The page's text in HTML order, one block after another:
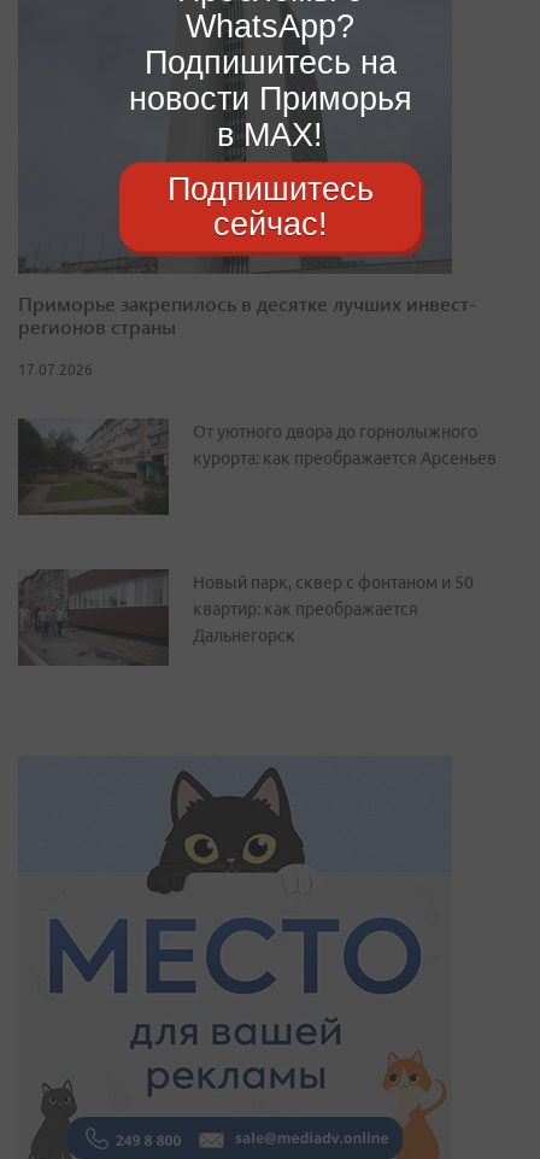
Приморье закрепилось в десятке лучших инвест-
регионов страны
17.07.2026
От уютного двора до горнолыжного
курорта: как преображается Арсеньев
Новый парк, сквер с фонтаном и 50
квартир: как преображается
Дальнегорск
WhatsApp?
Подпишитесь на
новости Приморья
в MAX!
Подпишитесь
сейчас!